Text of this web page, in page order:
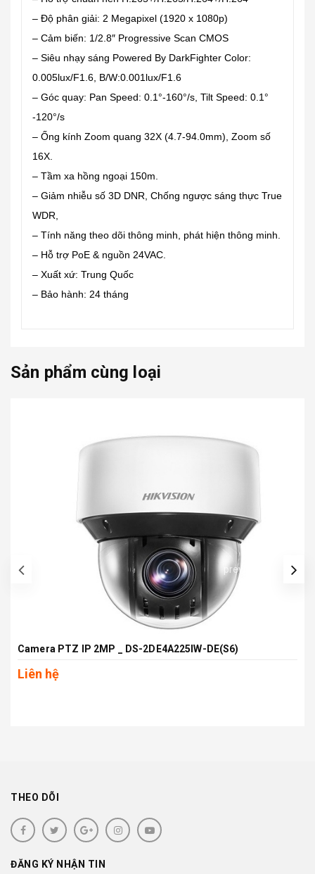
– Độ phân giải: 2 Megapixel (1920 x 1080p)
– Cảm biến: 1/2.8″ Progressive Scan CMOS
– Siêu nhạy sáng Powered By DarkFighter Color:
0.005lux/F1.6, B/W:0.001lux/F1.6
– Góc quay: Pan Speed: 0.1°-160°/s, Tilt Speed: 0.1°
-120°/s
– Ống kính Zoom quang 32X (4.7-94.0mm), Zoom số
16X.
– Tầm xa hồng ngoại 150m.
– Giảm nhiễu số 3D DNR, Chống ngược sáng thực True
WDR,
– Tính năng theo dõi thông minh, phát hiện thông minh.
– Hỗ trợ PoE & nguồn 24VAC.
– Xuất xứ: Trung Quốc
– Bảo hành: 24 tháng
Sản phẩm cùng loại
Camera PTZ IP 2MP _ DS-2DE4A225IW-DE(S6)
Liên hệ
prev
THEO DÕI
ĐĂNG KÝ NHẬN TIN